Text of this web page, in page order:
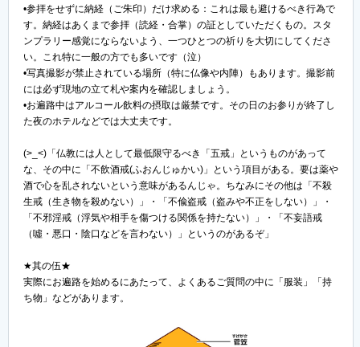
•参拝をせずに納経（ご朱印）だけ求める：これは最も避けるべき行為で
す。納経はあくまで参拝（読経・合掌）の証としていただくもの。スタ
ンプラリー感覚にならないよう、一つひとつの祈りを大切にしてくださ
い。これ特に一般の方でも多いです（泣）
•写真撮影が禁止されている場所（特に仏像や内陣）もあります。撮影前
には必ず現地の立て札や案内を確認しましょう。
•お遍路中はアルコール飲料の摂取は厳禁です。その日のお参りが終了し
た夜のホテルなどでは大丈夫です。
(>_<)「仏教には人として最低限守るべき「五戒」というものがあって
な、その中に「不飲酒戒(ふおんじゅかい)」という項目がある。要は薬や
酒で心を乱されないという意味があるんじゃ。ちなみにその他は「不殺
生戒（生き物を殺めない）」・「不偸盗戒（盗みや不正をしない）」・
「不邪淫戒（浮気や相手を傷つける関係を持たない）」・「不妄語戒
（噓・悪口・陰口などを言わない）」というのがあるぞ」
★其の伍★
実際にお遍路を始めるにあたって、よくあるご質問の中に「服装」「持
ち物」などがあります。